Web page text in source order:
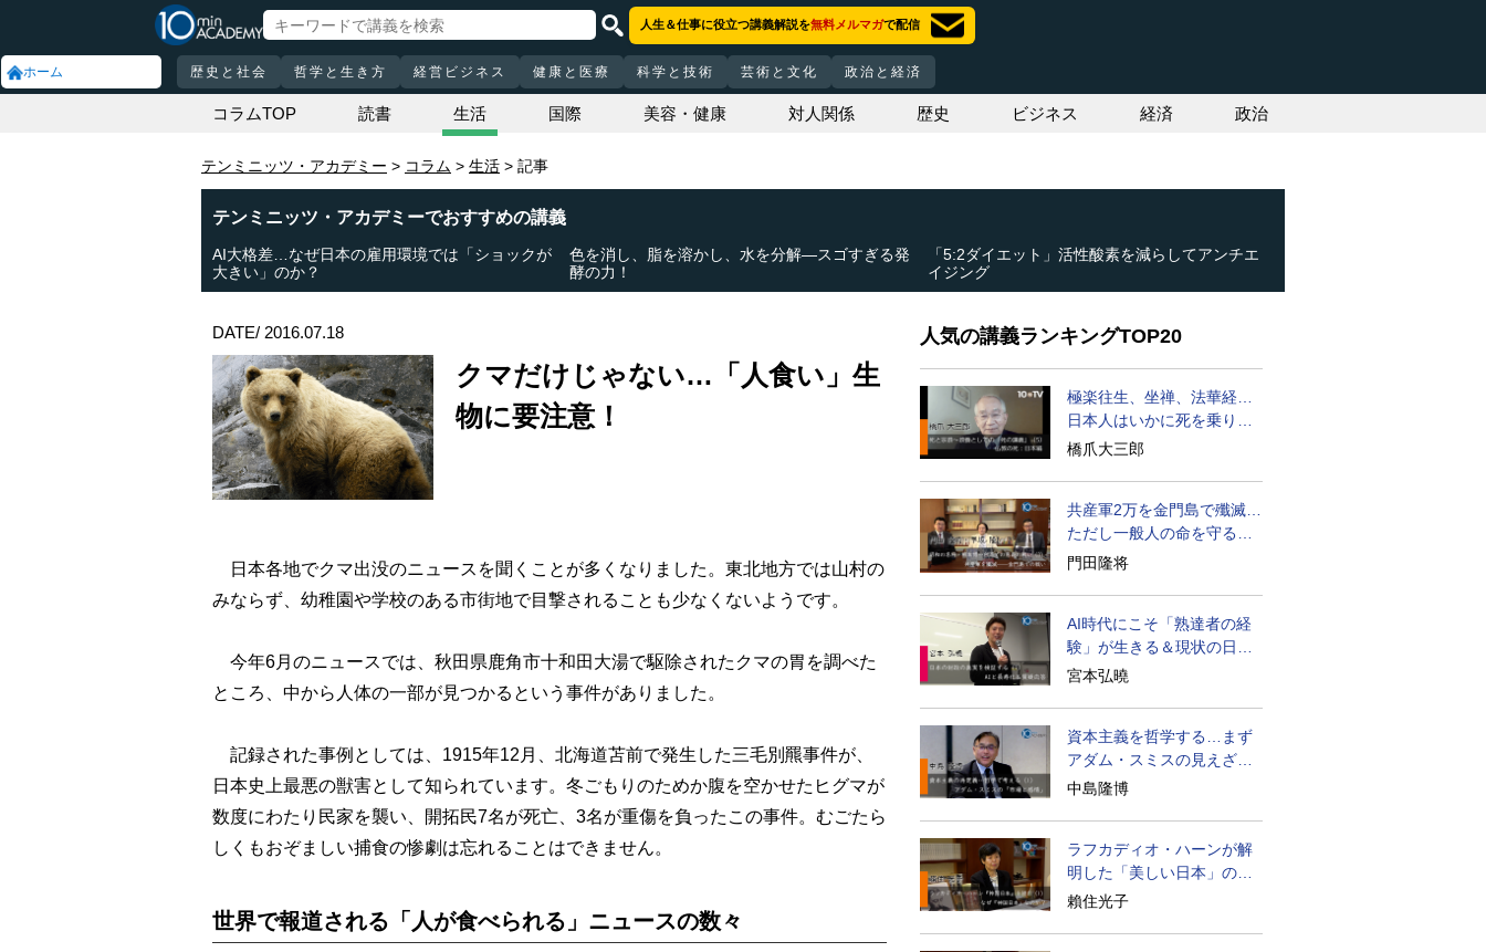
ホーム
人生＆仕事に役立つ講義解説を無料メルマガで配信
歴史と社会 哲学と生き方 経営ビジネス 健康と医療 科学と技術 芸術と文化 政治と経済
コラムTOP 読書 生活 国際 美容・健康 対人関係 歴史 ビジネス 経済 政治
テンミニッツ・アカデミー コラム 生活 記事
テンミニッツ・アカデミーでおすすめの講義
AI大格差…なぜ日本の雇用環境では「ショックが
大きい」のか？
色を消し、脂を溶かし、水を分解―スゴすぎる発
酵の力！
「5:2ダイエット」活性酸素を減らしてアンチエ
イジング
DATE/ 2016.07.18
クマだけじゃない…「人食い」生
物に要注意！
日本各地でクマ出没のニュースを聞くことが多くなりました。東北地方では山村の
みならず、幼稚園や学校のある市街地で目撃されることも少なくないようです。
今年6月のニュースでは、秋田県鹿角市十和田大湯で駆除されたクマの胃を調べた
ところ、中から人体の一部が見つかるという事件がありました。
記録された事例としては、1915年12月、北海道苫前で発生した三毛別羆事件が、
日本史上最悪の獣害として知られています。冬ごもりのためか腹を空かせたヒグマが
数度にわたり民家を襲い、開拓民7名が死亡、3名が重傷を負ったこの事件。むごたら
しくもおぞましい捕食の惨劇は忘れることはできません。
世界で報道される「人が食べられる」ニュースの数々
人気の講義ランキングTOP20
極楽往生、坐禅、法華経…
日本人はいかに死を乗り越
えるか
橋爪大三郎
共産軍2万を金門島で殲滅…
ただし一般人の命を守る軍
人の本義を重視
門田隆将
AI時代にこそ「熟達者の経
験」が生きる＆現状の日本
経済の実情は
宮本弘曉
資本主義を哲学する…まず
アダム・スミスの見えざる
手と道徳感情論
中島隆博
ラフカディオ・ハーンが解
明した「美しい日本」の秘
密と未来
賴住光子